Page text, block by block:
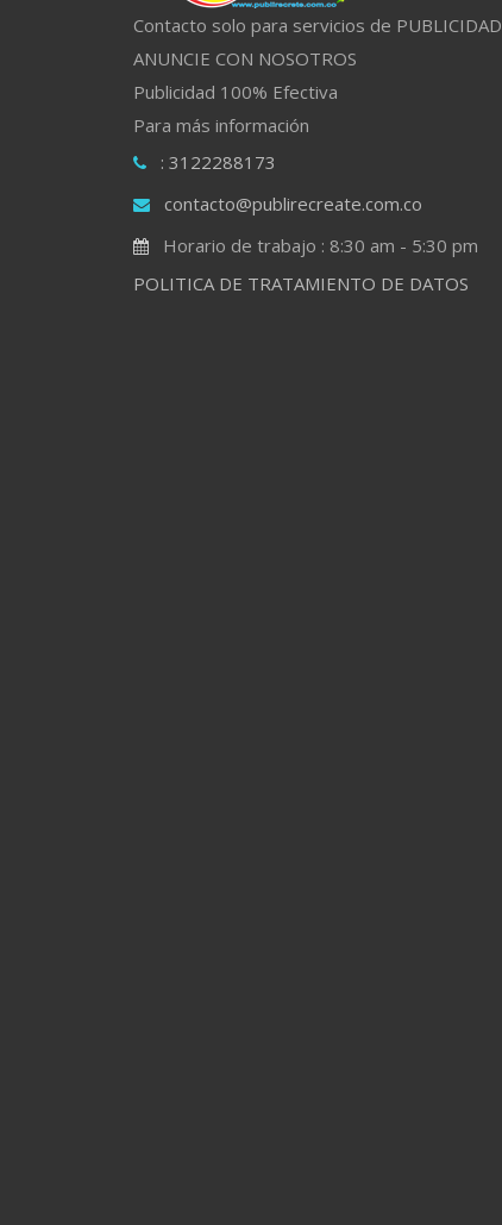
Contacto solo para servicios de PUBLICIDAD
ANUNCIE CON NOSOTROS
Publicidad 100% Efectiva
Para más información
: 3122288173
contacto@publirecreate.com.co
Horario de trabajo : 8:30 am - 5:30 pm
POLITICA DE TRATAMIENTO DE DATOS